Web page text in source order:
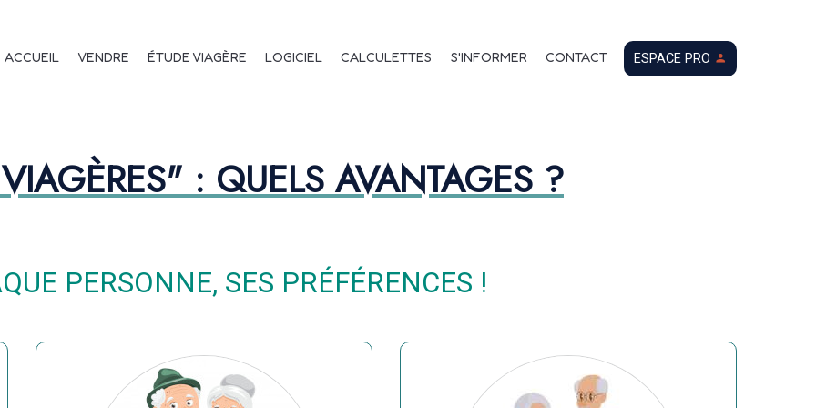
vendeur
principale
ACCUEIL VENDRE ÉTUDE VIAGÈRE LOGICIEL CALCULETTES S'INFORMER CONTACT ESPACE PRO
: QUELS AVANTAGES ?
PERSONNE, SES PRÉFÉRENCES !